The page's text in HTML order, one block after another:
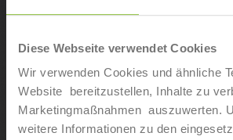
Diese Webseite verwendet Cookies
Wir verwenden Cookies und ähnliche
Website bereitzustellen, Inhalte zu
Marketingmaßnahmen auszuwerten.
weitere Informationen zu den
Dualer Bachelor of Arts
Fitnessökonomie“ in Koblenz
Ab sofort